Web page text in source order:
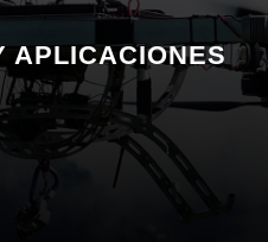
APLICACIONES